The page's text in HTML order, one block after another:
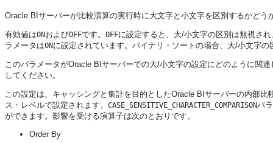
Oracle BIサーバーが比較演算の実行時に大文字と小文字を区別するかどう
有効値はONおよびOFFです。 OFFに設定すると、大/小文字の区別は無視さ
ラメータはONに設定されています。バイナリ・ソートの場合、大/小文字
このパラメータがOracle BIサーバーでの大/小文字の設定にどのように関
してください。
この設定は、キャッシングと集計を目的としたOracle BIサーバーの内部比
ス・レベルで設定されます。 CASE_SENSITIVE_CHARACTER_COMPARISONパ
ができます。影響を受ける演算子は次のとおりです。
Order By